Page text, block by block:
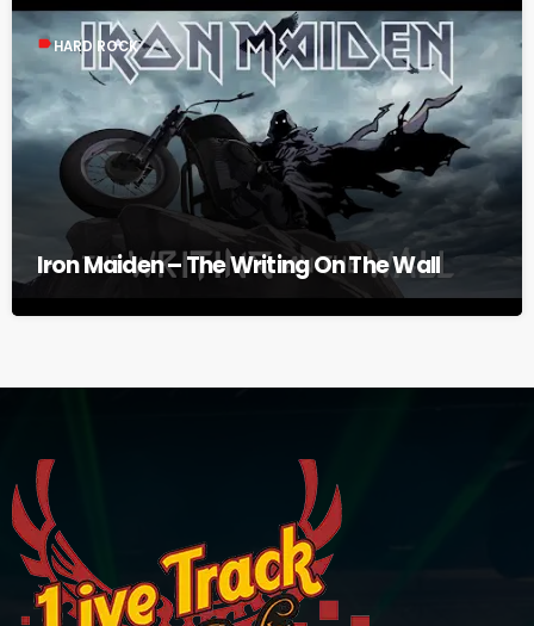
labelHARD ROCK
Iron Maiden – The Writing On The Wall